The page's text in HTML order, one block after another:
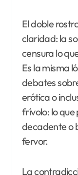
El doble
claridad: la
censura lo
Es la misma
debates
erótica o
frívolo: lo
decadente o
fervor.
La